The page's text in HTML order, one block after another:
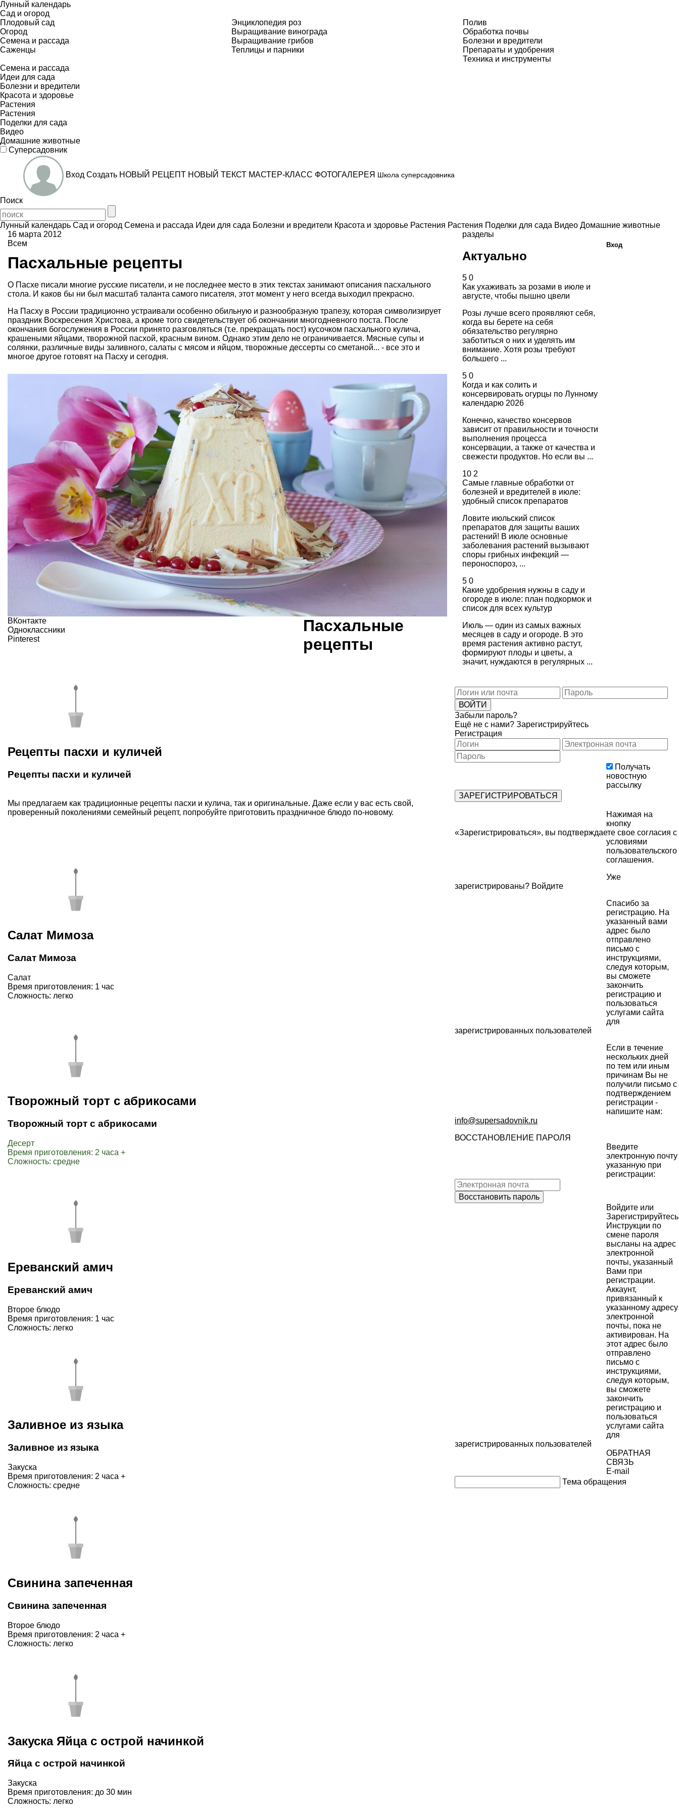
Лунный календарь
Сад и огород
Плодовый сад
Огород
Семена и рассада
Саженцы
Энциклопедия роз
Выращивание винограда
Выращивание грибов
Теплицы и парники
Полив
Обработка почвы
Болезни и вредители
Препараты и удобрения
Техника и инструменты
Семена и рассада
Идеи для сада
Болезни и вредители
Красота и здоровье
Растения
Растения
Поделки для сада
Видео
Домашние животные
Суперсадовник
Вход Создать НОВЫЙ РЕЦЕПТ НОВЫЙ ТЕКСТ МАСТЕР-КЛАСС ФОТОГАЛЕРЕЯ Школа суперсадовника
Поиск
Лунный календарь Сад и огород Семена и рассада Идеи для сада Болезни и вредители Красота и здоровье Растения Растения Поделки для сада Видео Домашние животные
16 марта 2012
Всем
Пасхальные рецепты
О Пасхе писали многие русские писатели, и не последнее место в этих текстах занимают описания пасхального
стола. И каков бы ни был масштаб таланта самого писателя, этот момент у него всегда выходил прекрасно.
На Пасху в России традиционно устраивали особенно обильную и разнообразную трапезу, которая символизирует
праздник Воскресения Христова, а кроме того свидетельствует об окончании многодневного поста. После
окончания богослужения в России принято разговляться (т.е. прекращать пост) кусочком пасхального кулича,
крашеными яйцами, творожной пасхой, красным вином. Однако этим дело не ограничивается. Мясные супы и
солянки, различные виды заливного, салаты с мясом и яйцом, творожные дессерты со сметаной... - все это и
многое другое готовят на Пасху и сегодня.
ВКонтакте
Одноклассники
Pinterest
Пасхальные
рецепты
Рецепты пасхи и куличей
Рецепты пасхи и куличей
Мы предлагаем как традиционные рецепты пасхи и кулича, так и оригинальные. Даже если у вас есть свой,
проверенный поколениями семейный рецепт, попробуйте приготовить праздничное блюдо по-новому.
Салат Мимоза
Салат Мимоза
Салат
Время приготовления: 1 час
Сложность: легко
Творожный торт с абрикосами
Творожный торт с абрикосами
Десерт
Время приготовления: 2 часа +
Сложность: средне
Ереванский амич
Ереванский амич
Второе блюдо
Время приготовления: 1 час
Сложность: легко
Заливное из языка
Заливное из языка
Закуска
Время приготовления: 2 часа +
Сложность: средне
Свинина запеченная
Свинина запеченная
Второе блюдо
Время приготовления: 2 часа +
Сложность: легко
Закуска Яйца с острой начинкой
Яйца с острой начинкой
Закуска
Время приготовления: до 30 мин
Сложность: легко
разделы
Актуально
5 0
Как ухаживать за розами в июле и
августе, чтобы пышно цвели
Розы лучше всего проявляют себя,
когда вы берете на себя
обязательство регулярно
заботиться о них и уделять им
внимание. Хотя розы требуют
большего ...
5 0
Когда и как солить и
консервировать огурцы по Лунному
календарю 2026
Конечно, качество консервов
зависит от правильности и точности
выполнения процесса
консервации, а также от качества и
свежести продуктов. Но если вы ...
10 2
Самые главные обработки от
болезней и вредителей в июле:
удобный список препаратов
Ловите июльский список
препаратов для защиты ваших
растений! В июле основные
заболевания растений вызывают
споры грибных инфекций —
пероноспороз, ...
5 0
Какие удобрения нужны в саду и
огороде в июле: план подкормок и
список для всех культур
Июль — один из самых важных
месяцев в саду и огороде. В это
время растения активно растут,
формируют плоды и цветы, а
значит, нуждаются в регулярных ...
Вход
Забыли пароль?
Ещё не с нами? Зарегистрируйтесь
Регистрация
Получать
новостную
рассылку
Нажимая на
кнопку
«Зарегистрироваться», вы подтверждаете свое согласия с
условиями
пользовательского
соглашения.
Уже
зарегистрированы? Войдите
Спасибо за
регистрацию. На
указанный вами
адрес было
отправлено
письмо с
инструкциями,
следуя которым,
вы сможете
закончить
регистрацию и
пользоваться
услугами сайта
для
зарегистрированных пользователей
Если в течение
нескольких дней
по тем или иным
причинам Вы не
получили письмо с
подтверждением
регистрации -
напишите нам:
info@supersadovnik.ru
ВОССТАНОВЛЕНИЕ ПАРОЛЯ
Введите
электронную почту
указанную при
регистрации:
Войдите или
Зарегистрируйтесь
Инструкции по
смене пароля
высланы на адрес
электронной
почты, указанный
Вами при
регистрации.
Аккаунт,
привязанный к
указанному адресу
электронной
почты, пока не
активирован. На
этот адрес было
отправлено
письмо с
инструкциями,
следуя которым,
вы сможете
закончить
регистрацию и
пользоваться
услугами сайта
для
зарегистрированных пользователей
ОБРАТНАЯ
СВЯЗЬ
E-mail
Тема обращения